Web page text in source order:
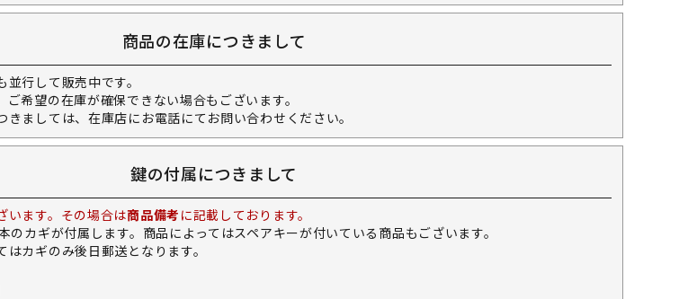
商品の在庫につきまして
行して販売中です。
希望の在庫が確保できない場合もございます。
ましては、在庫店にお電話にてお問い合わせください。
鍵の付属につきまして
います。その場合は商品備考 に記載しております。
カギが付属します。商品によってはスペアキーが付いている商品もございます。
カギのみ後日郵送となります。